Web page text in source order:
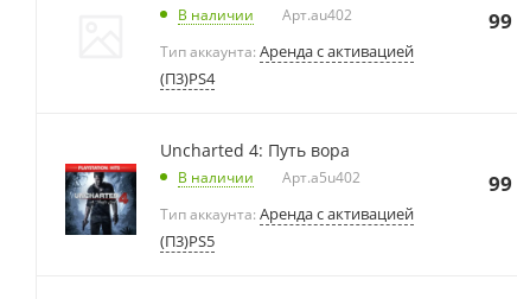
В наличии Арт.au402
Тип аккаунта: Аренда с активацией
(П3)PS4
99
Uncharted 4: Путь вора
В наличии Арт.a5u402
Тип аккаунта: Аренда с активацией
(П3)PS5
99